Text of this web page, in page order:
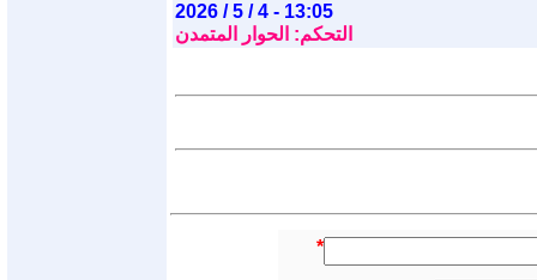
2026 / 5 / 4 - 13:05
التحكم: الحوار المتمدن
*